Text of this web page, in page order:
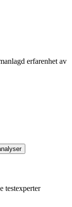
erfarenhet av
testexperter